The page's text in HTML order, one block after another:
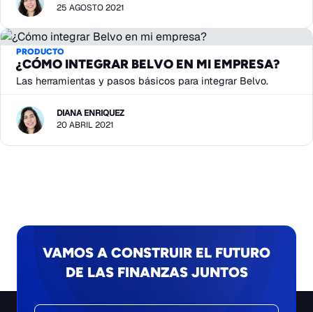
25 AGOSTO 2021
PRODUCTO
¿CÓMO INTEGRAR BELVO EN MI EMPRESA?
Las herramientas y pasos básicos para integrar Belvo.
DIANA ENRIQUEZ
20 ABRIL 2021
VAMOS A CONSTRUIR EL FUTURO
DE LAS FINANZAS JUNTOS